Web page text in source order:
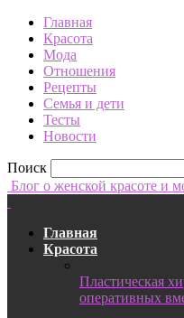
Главная
Красота
Мода
Отношения
Рецепты
Семья и дети
Тесты
Новости
Поиск
Блог о женской красоте и
Главная
Красота
Пластическая
оперативных